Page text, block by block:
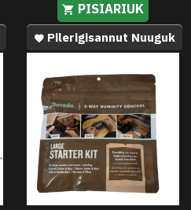
PISIARIUK
Pilerigisannut Nuuguk